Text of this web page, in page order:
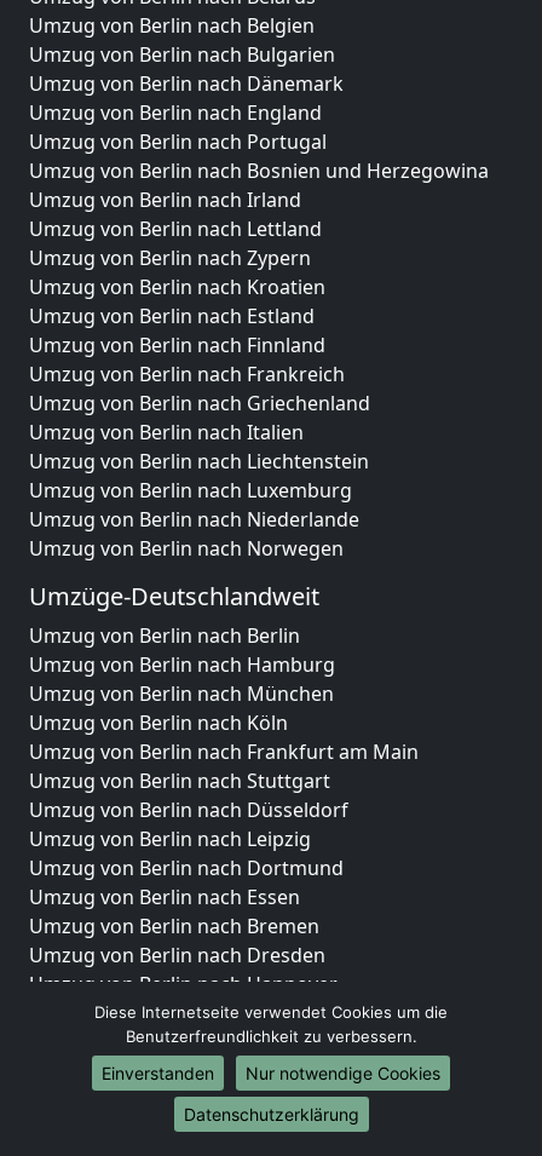
Umzug von Berlin nach Belgien
Umzug von Berlin nach Bulgarien
Umzug von Berlin nach Dänemark
Umzug von Berlin nach England
Umzug von Berlin nach Portugal
Umzug von Berlin nach Bosnien und Herzegowina
Umzug von Berlin nach Irland
Umzug von Berlin nach Lettland
Umzug von Berlin nach Zypern
Umzug von Berlin nach Kroatien
Umzug von Berlin nach Estland
Umzug von Berlin nach Finnland
Umzug von Berlin nach Frankreich
Umzug von Berlin nach Griechenland
Umzug von Berlin nach Italien
Umzug von Berlin nach Liechtenstein
Umzug von Berlin nach Luxemburg
Umzug von Berlin nach Niederlande
Umzug von Berlin nach Norwegen
Umzüge-Deutschlandweit
Umzug von Berlin nach Berlin
Umzug von Berlin nach Hamburg
Umzug von Berlin nach München
Umzug von Berlin nach Köln
Umzug von Berlin nach Frankfurt am Main
Umzug von Berlin nach Stuttgart
Umzug von Berlin nach Düsseldorf
Umzug von Berlin nach Leipzig
Umzug von Berlin nach Dortmund
Umzug von Berlin nach Essen
Umzug von Berlin nach Bremen
Umzug von Berlin nach Dresden
Umzug von Berlin nach Hannover
Umzug von Berlin nach Nürnberg
Umzug von Berlin nach Duisburg
Umzug von Berlin nach Bochum
Umzug von Berlin nach Wuppertal
Umzug von Berlin nach Bielefeld
Diese Internetseite verwendet Cookies um die
Benutzerfreundlichkeit zu verbessern.
Einverstanden
Nur notwendige Cookies
Datenschutzerklärung